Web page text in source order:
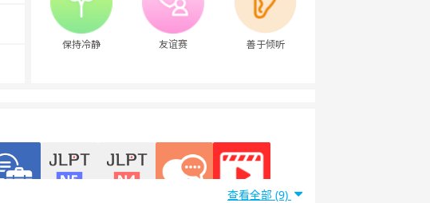
保持冷静 友谊赛 善于倾听
查看全部 (9)